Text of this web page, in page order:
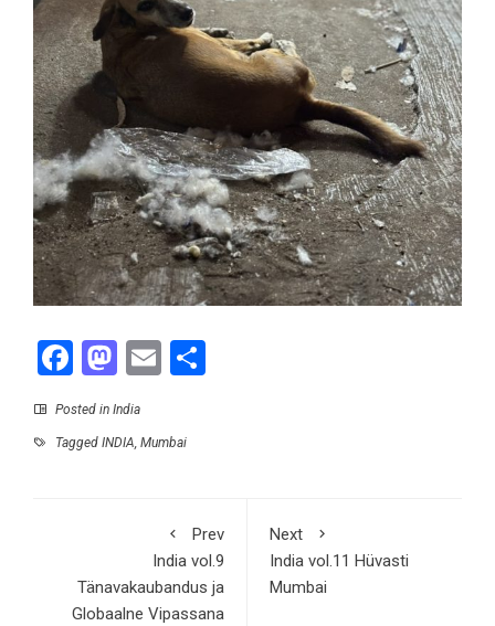
Facebook
Mastodon
Email
Posted in India
Tagged INDIA, Mumbai
Prev
India vol.9
Tänavakaubandus ja
Globaalne Vipassana
Next
India vol.11 Hüvasti
Mumbai